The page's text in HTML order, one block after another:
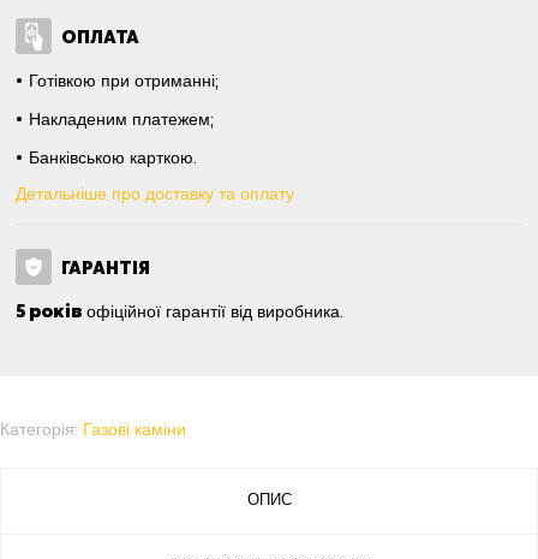
ОПЛАТА
Готівкою при отриманні;
Накладеним платежем;
Банківською карткою.
Детальніше про доставку та оплату
ГАРАНТІЯ
5 років офіційної гарантії від виробника.
Категорія: Газові каміни
ОПИС